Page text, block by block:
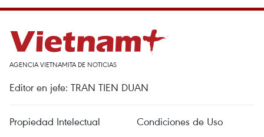
AGENCIA VIETNAMITA DE NOTICIAS
Editor en jefe: TRAN TIEN DUAN
Propiedad Intelectual
Condiciones de Uso